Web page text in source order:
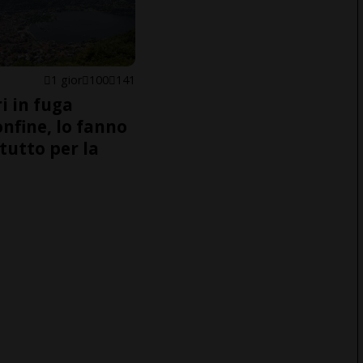
1 gior 100 141
in fuga
lo fanno
per la